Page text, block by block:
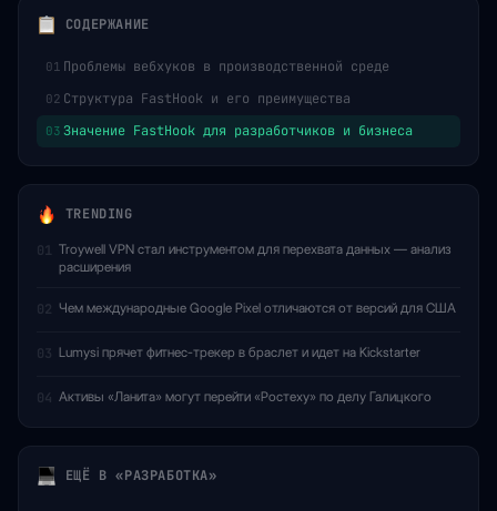
СОДЕРЖАНИЕ
01 Проблемы вебхуков в производственной среде
02 Структура FastHook и его преимущества
03 Значение FastHook для разработчиков и бизнеса
TRENDING
01 Troywell VPN стал инструментом для перехвата данных — анализ
расширения
02 Чем международные Google Pixel отличаются от версий для США
03 Lumysi прячет фитнес-трекер в браслет и идет на Kickstarter
04 Активы «Ланита» могут перейти «Ростеху» по делу Галицкого
ЕЩЁ В «РАЗРАБОТКА»